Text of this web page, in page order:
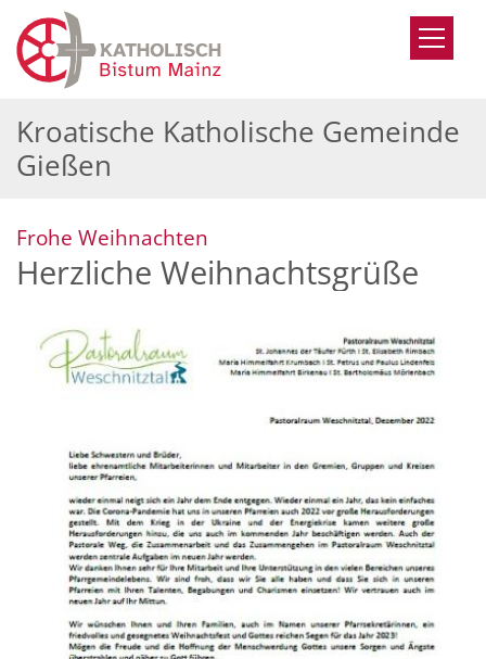
Zum Inhalt springen
Kroatische Katholische Gemeinde
Gießen
Frohe Weihnachten
Herzliche Weihnachtsgrüße